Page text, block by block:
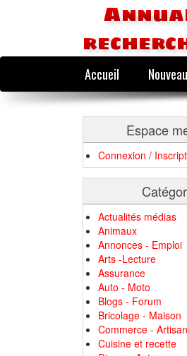
Accueil
Espace
Connexion /
Actualités médias
Animaux
Annonces - Emploi
Arts -Lecture
Assurance
Auto - Moto
Blogs - Forum
Bricolage - Maison
Commerce - Artisan
Cuisine et recette